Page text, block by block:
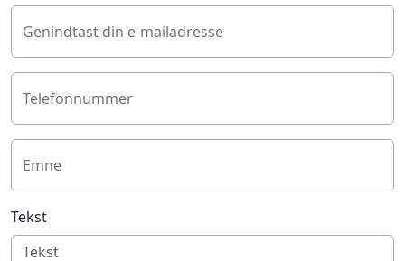
Genindtast din e-mailadresse
Telefonnummer
Emne
Tekst